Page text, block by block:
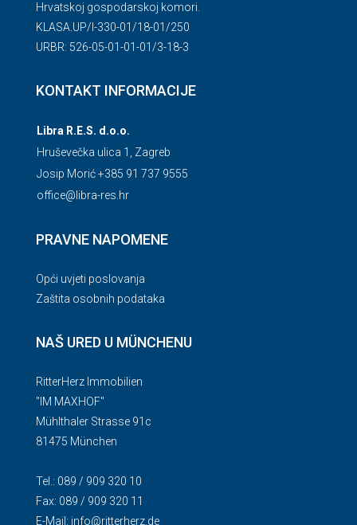
Hrvatskoj gospodarskoj komori.
KLASA.UP/l-330-01/18-01/250
URBR: 526-05-01-01-01/3-18-3
KONTAKT INFORMACIJE
Libra R.E.S. d.o.o.
Hruševečka ulica 1, Zagreb
Josip Morić +385 91 737 9555
office@libra-res.hr
PRAVNE NAPOMENE
Opći uvjeti poslovanja
Zaštita osobnih podataka
NAŠ URED U MÜNCHENU
RitterHerz Immobilien
"IM MAXHOF"
Mühlthaler Strasse 91c
81475 München
Tel.: 089 / 909 320 10
Fax: 089 / 909 320 11
E-Mail: info@ritterherz.de